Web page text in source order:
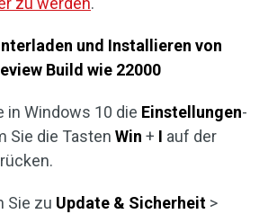
und Installieren von
Build wie 22000
in Windows 10 die Einstellungen-
Sie die Tasten Win + I auf der
Sie zu Update & Sicherheit >